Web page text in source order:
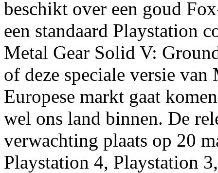
beschikt over een goud
een standaard Playstation
Metal Gear Solid V:
of deze speciale versie
Europese markt gaat
wel ons land binnen. De
verwachting plaats op 20
Playstation 4, Playstation